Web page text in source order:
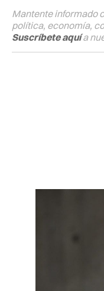
Mantente informado
política, economía,
Suscríbete aquía